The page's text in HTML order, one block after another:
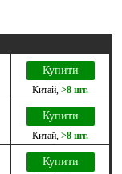
Купити
Китай >8 шт.
Купити
Китай >8 шт.
Купити